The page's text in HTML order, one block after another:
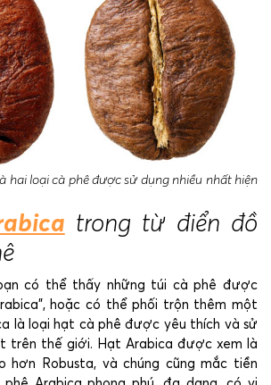
hai loại cà phê được sử dụng nhiều nhất hiện
trong từ điển đồ
có thể thấy những túi cà phê được
hoặc có thể phối trộn thêm một
là loại hạt cà phê được yêu thích và sử
trên thế giới. Hạt Arabica được xem là
hơn Robusta, và chúng cũng mắc tiền